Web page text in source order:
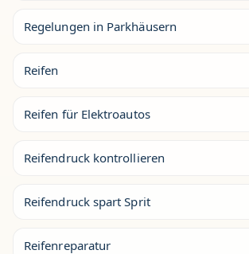
Regelungen in Parkhäusern
Reifen
Reifen für Elektroautos
Reifendruck kontrollieren
Reifendruck spart Sprit
Reifenreparatur